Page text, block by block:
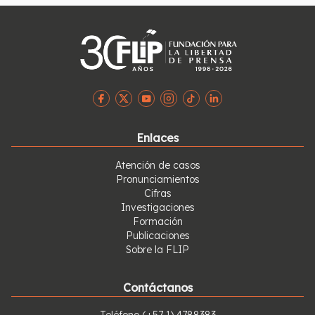
Enlaces
Atención de casos
Pronunciamientos
Cifras
Investigaciones
Formación
Publicaciones
Sobre la FLIP
Contáctanos